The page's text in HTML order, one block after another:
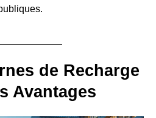
de Recharge
Avantages